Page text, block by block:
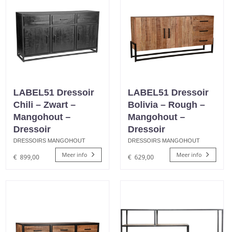
LABEL51 Dressoir
Chili – Zwart –
Mangohout –
Dressoir
DRESSOIRS MANGOHOUT
€ 899,00 Meer info
LABEL51 Dressoir
Bolivia – Rough –
Mangohout –
Dressoir
DRESSOIRS MANGOHOUT
€ 629,00 Meer info